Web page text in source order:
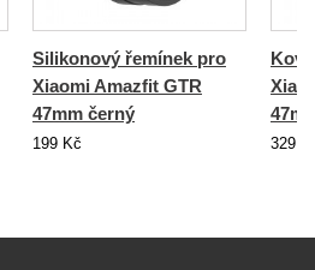
Silikonový řemínek pro
Xiaomi Amazfit GTR
47mm černý
199 Kč 329